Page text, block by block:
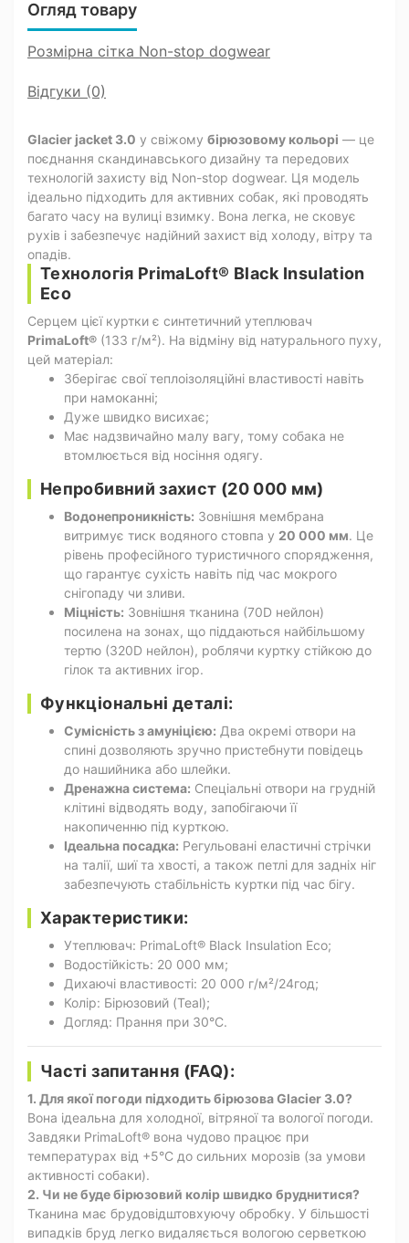
Огляд товару
Розмірна сітка Non-stop dogwear
Відгуки (0)
Glacier jacket 3.0 у свіжому бірюзовому кольорі — це
поєднання скандинавського дизайну та передових
технологій захисту від Non-stop dogwear. Ця модель
ідеально підходить для активних собак, які проводять
багато часу на вулиці взимку. Вона легка, не сковує
рухів і забезпечує надійний захист від холоду, вітру та
опадів.
Технологія PrimaLoft® Black Insulation
Eco
Серцем цієї куртки є синтетичний утеплювач
PrimaLoft® (133 г/м²). На відміну від натурального пуху,
цей матеріал:
Зберігає свої теплоізоляційні властивості навіть
при намоканні;
Дуже швидко висихає;
Має надзвичайно малу вагу, тому собака не
втомлюється від носіння одягу.
Непробивний захист (20 000 мм)
Водонепроникність: Зовнішня мембрана
витримує тиск водяного стовпа у 20 000 мм. Це
рівень професійного туристичного спорядження,
що гарантує сухість навіть під час мокрого
снігопаду чи зливи.
Міцність: Зовнішня тканина (70D нейлон)
посилена на зонах, що піддаються найбільшому
тертю (320D нейлон), роблячи куртку стійкою до
гілок та активних ігор.
Функціональні деталі:
Сумісність з амуніцією: Два окремі отвори на
спині дозволяють зручно пристебнути повідець
до нашийника або шлейки.
Дренажна система: Спеціальні отвори на грудній
клітині відводять воду, запобігаючи її
накопиченню під курткою.
Ідеальна посадка: Регульовані еластичні стрічки
на талії, шиї та хвості, а також петлі для задніх ніг
забезпечують стабільність куртки під час бігу.
Характеристики:
Утеплювач: PrimaLoft® Black Insulation Eco;
Водостійкість: 20 000 мм;
Дихаючі властивості: 20 000 г/м²/24год;
Колір: Бірюзовий (Teal);
Догляд: Прання при 30°C.
Часті запитання (FAQ):
1. Для якої погоди підходить бірюзова Glacier 3.0?
Вона ідеальна для холодної, вітряної та вологої погоди.
Завдяки PrimaLoft® вона чудово працює при
температурах від +5°C до сильних морозів (за умови
активності собаки).
2. Чи не буде бірюзовий колір швидко бруднитися?
Тканина має брудовідштовхуючу обробку. У більшості
випадків бруд легко видаляється вологою серветкою